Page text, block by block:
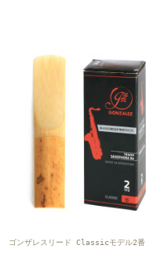
ゴンザレスリード Classicモデル2番